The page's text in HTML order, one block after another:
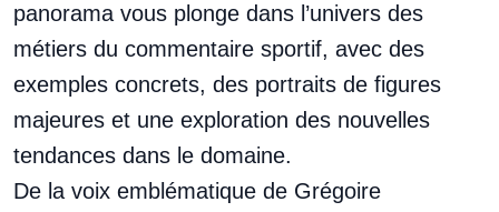
panorama vous plonge dans l’univers des
métiers du commentaire sportif, avec des
exemples concrets, des portraits de figures
majeures et une exploration des nouvelles
tendances dans le domaine.
De la voix emblématique de Grégoire